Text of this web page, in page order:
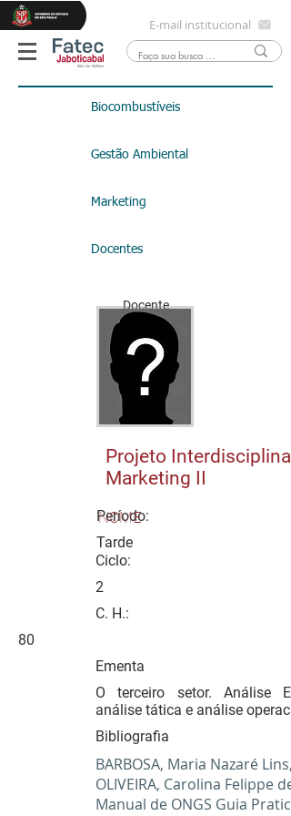
E-mail institucional
Biocombustíveis
Gestão Ambiental
Marketing
Docentes
Docente
Projeto Interdisciplinar
Marketing II
Período:
Tarde
NOME
Ciclo:
2
C. H.:
80
Ementa
O terceiro setor. Análise
análise tática e análise
Bibliografia
BARBOSA, Maria Nazaré Lins,
OLIVEIRA, Carolina Felippe de.
Manual de ONGS Guia